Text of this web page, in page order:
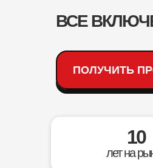
ВСЕ
ПОЛУЧИТЬ
10
лет на